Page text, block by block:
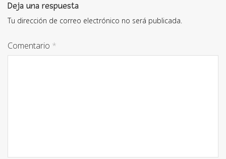
Deja una respuesta
Tu dirección de correo electrónico no será publicada.
Comentario *